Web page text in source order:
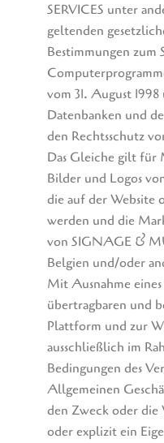
SERVICES unter
geltenden
Bestimmungen zum
vom 31. August
Datenbanken und
den Rechtsschutz
Das Gleiche gilt für
Bilder und Logos
die auf der Website
werden und die
von SIGNAGE &
Belgien und/oder
Mit Ausnahme
übertragbaren und
Plattform und zur
ausschließlich im
Bedingungen des
Allgemeinen
den Zweck oder
oder explizit ein